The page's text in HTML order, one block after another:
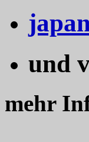
und
mehr